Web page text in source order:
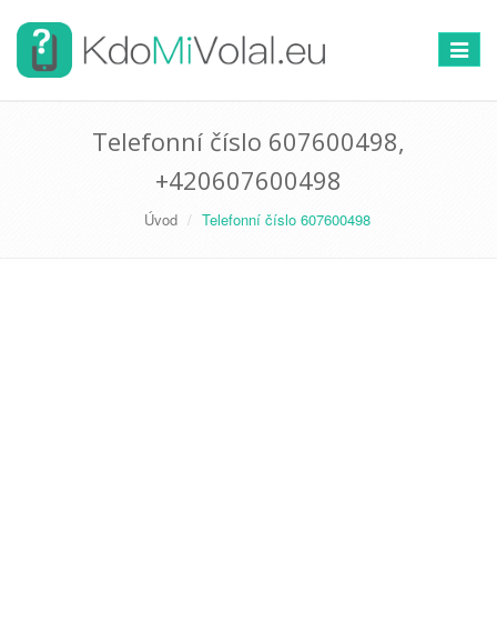
Telefonní číslo 607600498,
+420607600498
Úvod Telefonní číslo 607600498